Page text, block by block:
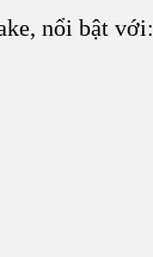
nổi bật với: